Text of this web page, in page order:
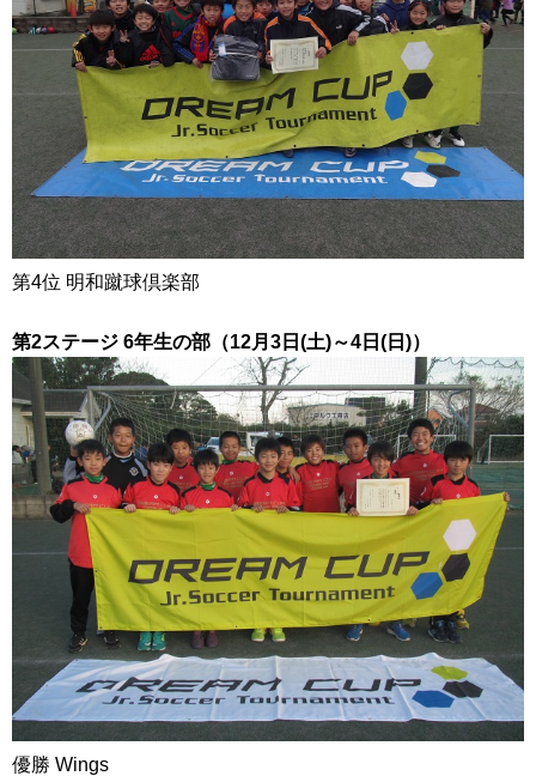
第4位 明和蹴球倶楽部
第2ステージ 6年生の部（12月3日(土)～4日(日)）
優勝 Wings